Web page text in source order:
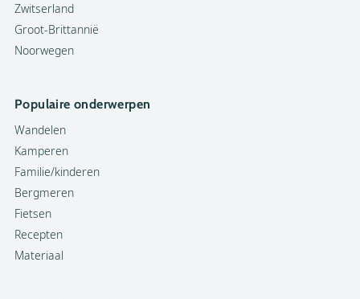
Zwitserland
Groot-Brittannië
Noorwegen
Populaire onderwerpen
Wandelen
Kamperen
Familie/kinderen
Bergmeren
Fietsen
Recepten
Materiaal